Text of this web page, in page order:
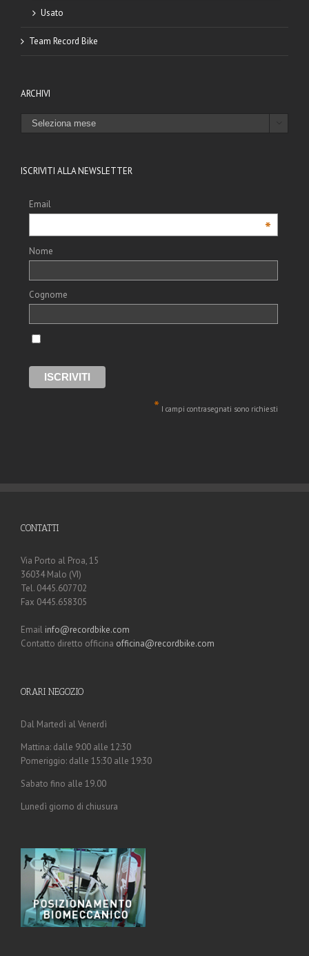
Usato
Team Record Bike
ARCHIVI
ARCHIVI
ISCRIVITI ALLA NEWSLETTER
Email
*
Nome
Cognome
* I campi contrasegnati sono richiesti
CONTATTI
Via Porto al Proa, 15
36034 Malo (VI)
Tel. 0445.607702
Fax 0445.658305
Email info@recordbike.com
Contatto diretto officina officina@recordbike.com
ORARI NEGOZIO
Dal Martedì al Venerdì
Mattina: dalle 9:00 alle 12:30
Pomeriggio: dalle 15:30 alle 19:30
Sabato fino alle 19.00
Lunedì giorno di chiusura